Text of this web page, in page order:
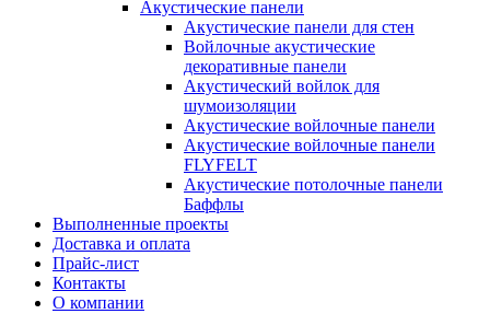
Акустические панели
Акустические панели для стен
Войлочные акустические
декоративные панели
Акустический войлок для
шумоизоляции
Акустические войлочные панели
Акустические войлочные панели
FLYFELT
Акустические потолочные панели
Баффлы
Выполненные проекты
Доставка и оплата
Прайс-лист
Контакты
О компании